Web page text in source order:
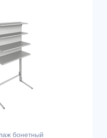
бонетный